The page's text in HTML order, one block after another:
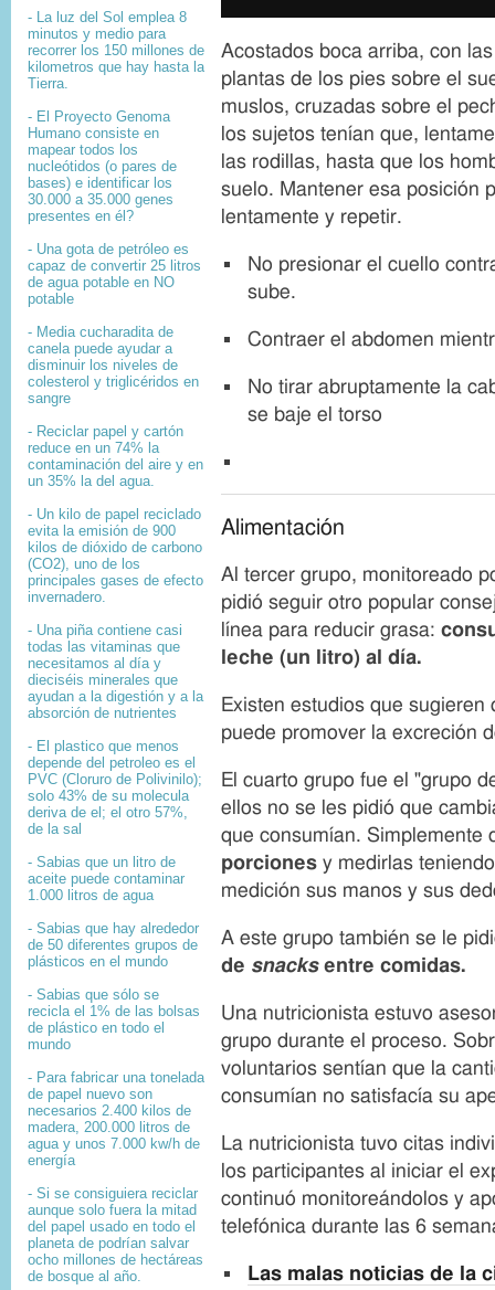
- La luz del Sol emplea 8
minutos y medio para
recorrer los 150 millones de
kilometros que hay hasta la
Tierra.
- El
Proyecto Genoma
Humano consiste en
mapear todos los
nucleótidos (o pares de
bases) e identificar los
30.000 a 35.000 genes
presentes en él?
- Una gota de petróleo es
capaz de convertir 25 litros
de agua potable en NO
potable
- Media cucharadita de
canela puede ayudar a
disminuir los niveles de
colesterol y triglicéridos en
sangre
- Reciclar papel y cartón
reduce en un 74% la
contaminación del aire y en
un 35% la del agua.
- Un kilo de papel reciclado
evita la emisión de 900
kilos de dióxido de carbono
(CO2), uno de los
principales gases de efecto
invernadero.
- Una piña contiene casi
todas las vitaminas que
necesitamos al día y
dieciséis minerales que
ayudan a la digestión y a la
absorción de nutrientes
- El plastico que menos
depende del petroleo es el
PVC (Cloruro de Polivinilo);
solo 43% de su molecula
deriva de el; el otro 57%,
de la sal
- Sabias que un litro de
aceite puede contaminar
1.000 litros de agua
- Sabias que hay alrededor
de 50 diferentes grupos de
plásticos en el mundo
- Sabias que sólo se
recicla el 1% de las bolsas
de plástico en todo el
mundo
- Para fabricar una tonelada
de papel nuevo son
necesarios 2.400 kilos de
madera, 200.000 litros de
agua y unos 7.000 kw/h de
energía
- Si se consiguiera reciclar
aunque solo fuera la mitad
del papel usado en todo el
planeta de podrían salvar
ocho millones de hectáreas
de bosque al año.
e
c
o
y
r
g
h
t
e
c
p
t
o
n
Acostados boca arriba, con
plantas de los pies sobre el
muslos, cruzadas sobre el
los sujetos tenían que,
las rodillas, hasta que los
suelo. Mantener esa posición
lentamente y repetir.
No presionar el cuello
sube.
Contraer el abdomen
No tirar abruptamente la
se baje el torso
Alimentación
Al tercer grupo, monitoreado
pidió seguir otro popular
línea para reducir grasa:
leche (un litro) al d ía.
Existen estudios que
puede promover la excreción
El cuarto grupo fue el "grupo
ellos no se les pidió que
que consumían. Simplemente
porciones y medirlas
medición sus manos y sus
A este grupo también se le
de snacks entre comidas.
Una nutricionista estuvo
grupo durante el proceso.
voluntarios sentían que la
consumían no satisfacía su
La nutricionista tuvo citas
los participantes al iniciar el
continuó monitoreándolos y
telefónica durante las 6
Las malas noticias de la